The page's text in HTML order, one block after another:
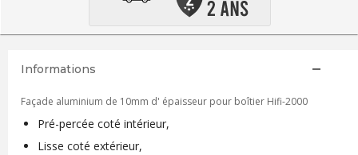
Informations
Façade aluminium de 10mm d' épaisseur pour boîtier Hifi-2000
Pré-percée coté intérieur,
Lisse coté extérieur,